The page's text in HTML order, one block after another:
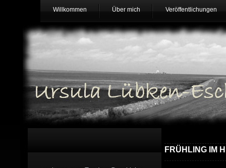
Willkommen Über mich Veröffentlichungen
FRÜHLING IM